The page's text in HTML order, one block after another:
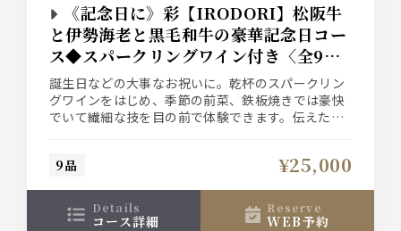
《記念日に》彩【IRODORI】松阪牛
と伊勢海老と黒毛和牛の豪華記念日コー
ス◆スパークリングワイン付き〈全9
品〉
誕生日などの大事なお祝いに。乾杯のスパークリン
グワインをはじめ、季節の前菜、鉄板焼きでは豪快
でいて繊細な技を目の前で体験できます。伝えたい
◆ケーキに入れるメッセージを事前にお教えくださ
9品 ¥25,000
details
コース詳細
reserve
WEB予約